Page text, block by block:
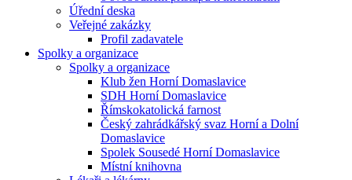
Úřední deska
Veřejné zakázky
Profil zadavatele
Spolky a organizace
Spolky a organizace
Klub žen Horní Domaslavice
SDH Horní Domaslavice
Římskokatolická farnost
Český zahrádkářský svaz Horní a Dolní
Domaslavice
Spolek Sousedé Horní Domaslavice
Místní knihovna